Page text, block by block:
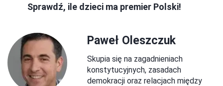
Sprawdź, ile dzieci ma premier Polski!
Paweł Oleszczuk
Skupia się na zagadnieniach
konstytucyjnych, zasadach
demokracji oraz relacjach między